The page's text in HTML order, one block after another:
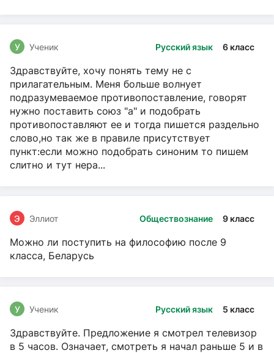
Русский язык 6 класс
У Ученик
Здравствуйте, хочу понять тему не с
прилагательным. Меня больше волнует
подразумеваемое противопоставление, говорят
нужно поставить союз "а" и подобрать
противопоставляют ее и тогда пишется раздельно
слово,но так же в правиле присутствует
пункт:если можно подобрать синоним то пишем
слитно и тут нера...
Обществознание 9 класс
Э Эллиот
Можно ли поступить на философию после 9
класса, Беларусь
Русский язык 5 класс
У Ученик
Здравствуйте. Предложение я смотрел телевизор
в 5 часов. Означает, смотреть я начал раньше 5 и в